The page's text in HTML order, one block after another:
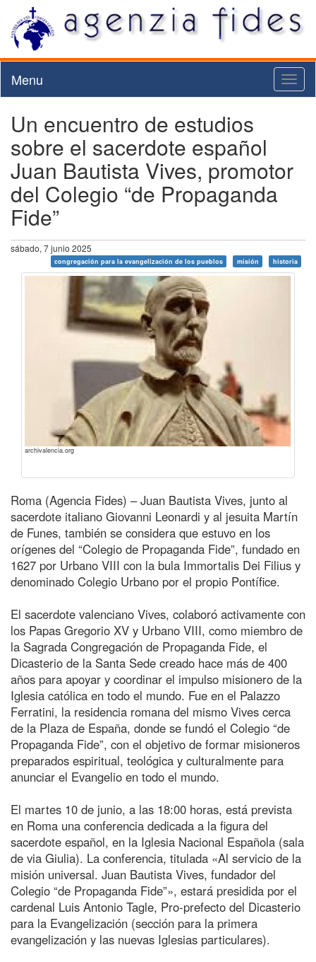
Menu
Un encuentro de estudios
sobre el sacerdote español
Juan Bautista Vives, promotor
del Colegio “de Propaganda
Fide”
sábado, 7 junio 2025
congregación para la evangelización de los pueblos misión historia
archivalencia.org
Roma (Agencia Fides) – Juan Bautista Vives, junto al
sacerdote italiano Giovanni Leonardi y al jesuita Martín
de Funes, también se considera que estuvo en los
orígenes del “Colegio de Propaganda Fide”, fundado en
1627 por Urbano VIII con la bula Immortalis Dei Filius y
denominado Colegio Urbano por el propio Pontífice.
El sacerdote valenciano Vives, colaboró activamente con
los Papas Gregorio XV y Urbano VIII, como miembro de
la Sagrada Congregación de Propaganda Fide, el
Dicasterio de la Santa Sede creado hace más de 400
años para apoyar y coordinar el impulso misionero de la
Iglesia católica en todo el mundo. Fue en el Palazzo
Ferratini, la residencia romana del mismo Vives cerca
de la Plaza de España, donde se fundó el Colegio “de
Propaganda Fide”, con el objetivo de formar misioneros
preparados espiritual, teológica y culturalmente para
anunciar el Evangelio en todo el mundo.
El martes 10 de junio, a las 18:00 horas, está prevista
en Roma una conferencia dedicada a la figura del
sacerdote español, en la Iglesia Nacional Española (sala
de via Giulia). La conferencia, titulada «Al servicio de la
misión universal. Juan Bautista Vives, fundador del
Colegio “de Propaganda Fide”», estará presidida por el
cardenal Luis Antonio Tagle, Pro-prefecto del Dicasterio
para la Evangelización (sección para la primera
evangelización y las nuevas Iglesias particulares).